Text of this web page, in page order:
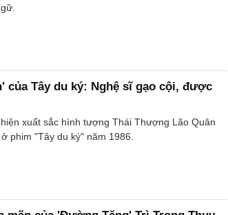
của Tây du ký: Nghệ sĩ gạo cội, được
xuất sắc hình tượng Thái Thượng Lão Quân
phim "Tây du ký" năm 1986.